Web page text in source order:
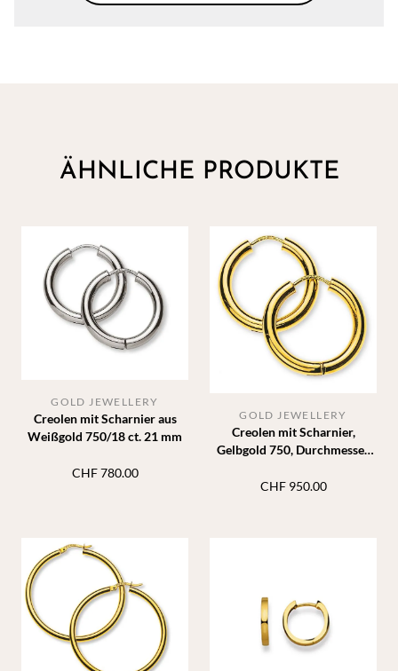
ÄHNLICHE PRODUKTE
Creolen mit Scharnier aus
Weißgold 750/18 ct. 21 mm
GOLD JEWELLERY
CHF780.00
Creolen mit Scharnier,
Gelbgold 750, Durchmesser
GOLD JEWELLERY
CHF950.00